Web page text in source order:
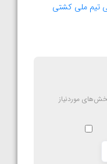
تیم ملی کشتی
موردنیاز